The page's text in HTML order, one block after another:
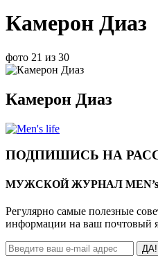
Камерон Диаз
фото 21 из 30
Камерон Диаз
ПОДПИШИСЬ НА
МУЖСКОЙ ЖУРНАЛ MEN’s
Регулярно самые полезные
информации на ваш почтовый
ДА!